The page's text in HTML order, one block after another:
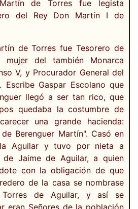
de Torres fue legista
del Rey Don Martín I de
de Torres fue Tesorero de
mujer del también Monarca
V, y Procurador General del
Escribe Gaspar Escolano que
llegó a ser tan rico, que
quedaba la costumbre de
una grande hacienda:
Berenguer Martín". Casó en
Aguilar y tuvo por nieta a
de Jaime de Aguilar, a quien
con la obligación de que
de la casa se nombrase
Torres de Aguilar, y así se
eran Señores de la población